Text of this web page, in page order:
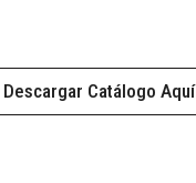
Descargar Catálogo Aquí